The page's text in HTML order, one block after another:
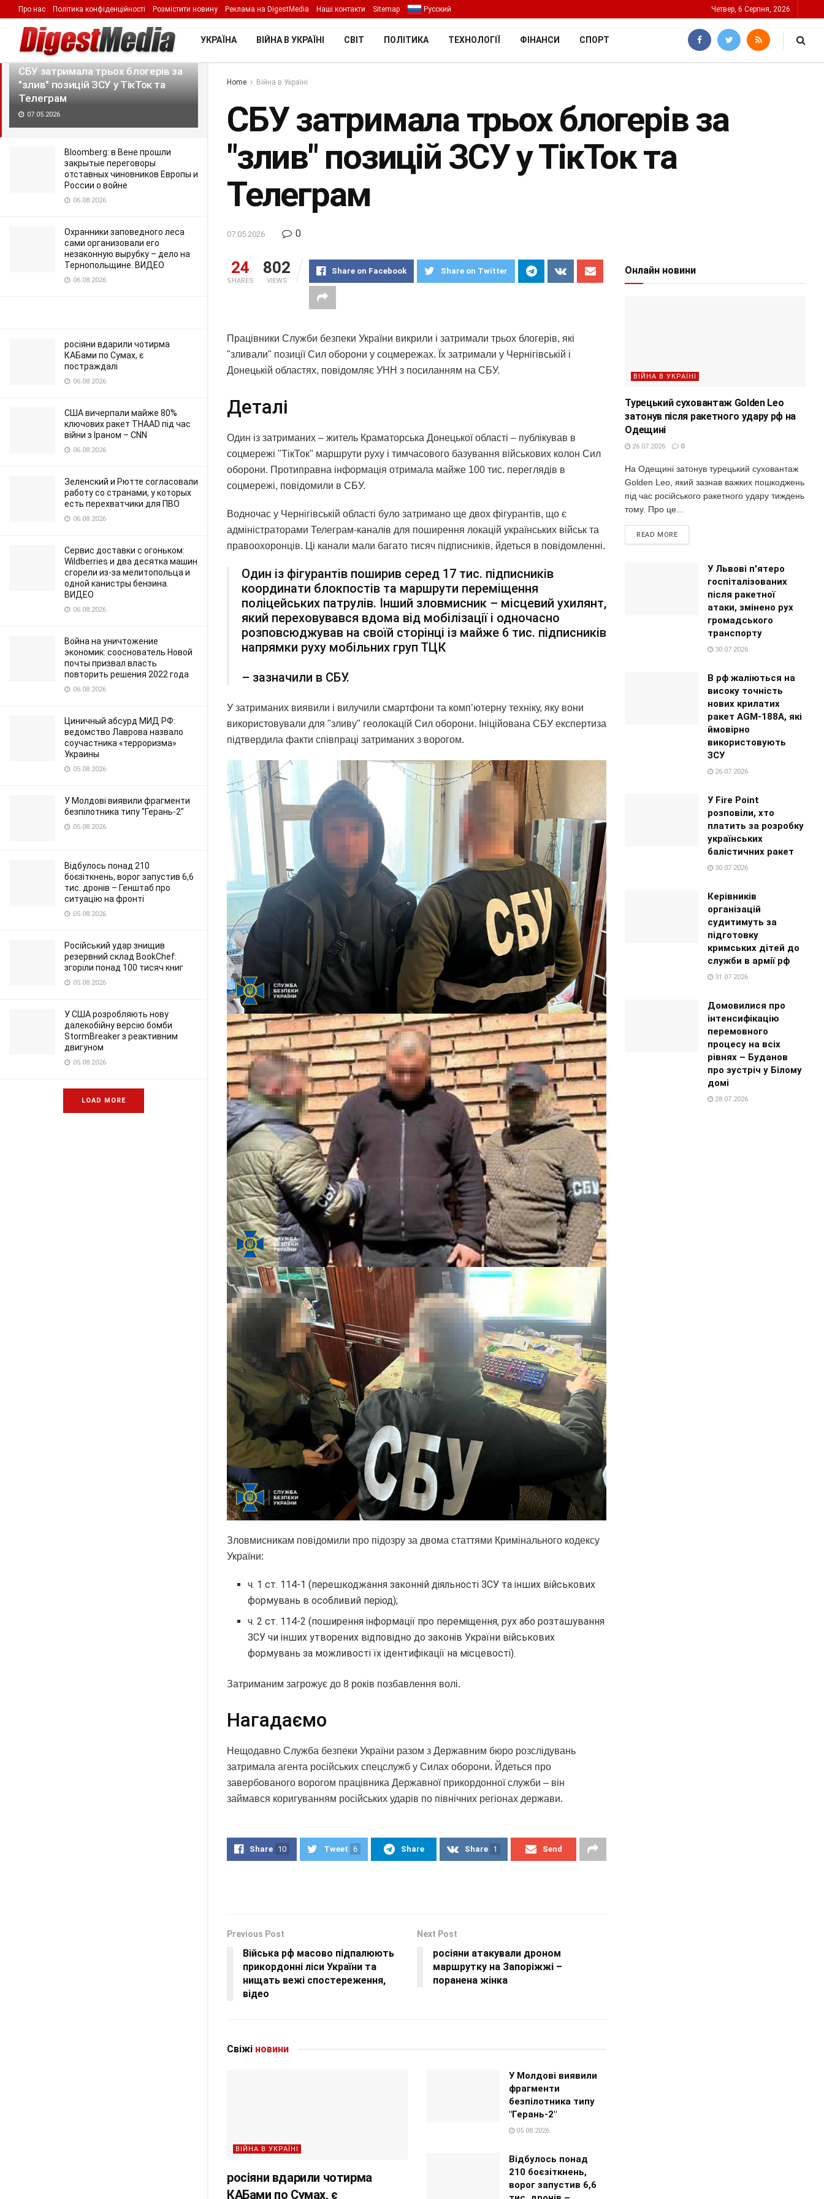
LATEST TRENDING Filter
СБУ затримала трьох блогерів за
"злив" позицій ЗСУ у ТікТок та
Телеграм
07.05.2026
Bloomberg: в Вене прошли
закрытые переговоры
отставных чиновников Европы и
России о войне
06.08.2026
Охранники заповедного леса
сами организовали его
незаконную вырубку – дело на
Тернопольщине. ВИДЕО
06.08.2026
росіяни вдарили чотирма
КАБами по Сумах, є
постраждалі
06.08.2026
США вичерпали майже 80%
ключових ракет THAAD під час
війни з Іраном – CNN
06.08.2026
Зеленский и Рютте согласовали
работу со странами, у которых
есть перехватчики для ПВО
06.08.2026
Сервис доставки с огоньком:
Wildberries и два десятка машин
сгорели из-за мелитопольца и
одной канистры бензина.
ВИДЕО
06.08.2026
Война на уничтожение
экономик: сооснователь Новой
почты призвал власть
повторить решения 2022 года
06.08.2026
Циничный абсурд МИД РФ:
ведомство Лаврова назвало
соучастника «терроризма»
Украины
05.08.2026
У Молдові виявили фрагменти
безпілотника типу "Герань-2"
05.08.2026
Відбулось понад 210
боєзіткнень, ворог запустив 6,6
тис. дронів – Генштаб про
ситуацію на фронті
05.08.2026
Російський удар знищив
резервний склад BookChef:
згоріли понад 100 тисяч книг
05.08.2026
У США розробляють нову
далекобійну версію бомби
StormBreaker з реактивним
двигуном
05.08.2026
LOAD MORE
Про нас Політика конфіденційності Розмістити новину Реклама на DigestMedia Наші контакти Sitemap Русский Четвер, 6 Серпня, 2026
УКРАЇНА ВІЙНА В УКРАЇНІ СВІТ ПОЛІТИКА ТЕХНОЛОГІЇ ФІНАНСИ СПОРТ
Home Війна в Україні
СБУ затримала трьох блогерів за
"злив" позицій ЗСУ у ТікТок та
Телеграм
07.05.2026 0
24
SHARES
802
VIEWS
Share on Facebook Share on Twitter
Працівники Служби безпеки України викрили і затримали трьох блогерів, які
"зливали" позиції Сил оборони у соцмережах. Їх затримали у Чернігівській і
Донецькій областях, повідомляє УНН з посиланням на СБУ.
Деталі
Один із затриманих – житель Краматорська Донецької області – публікував в
соцмережі "ТікТок" маршрути руху і тимчасового базування військових колон Сил
оборони. Протиправна інформація отримала майже 100 тис. переглядів в
соцмережі, повідомили в СБУ.
Водночас у Чернігівській області було затримано ще двох фігурантів, що є
адміністраторами Телеграм-каналів для поширення локацій українських військ та
правоохоронців. Ці канали мали багато тисяч підписників, йдеться в повідомленні.
Один із фігурантів поширив серед 17 тис. підписників
координати блокпостів та маршрути переміщення
поліцейських патрулів. Інший зловмисник – місцевий ухилянт,
який переховувався вдома від мобілізації і одночасно
розповсюджував на своїй сторінці із майже 6 тис. підписників
напрямки руху мобільних груп ТЦК
– зазначили в СБУ.
У затриманих виявили і вилучили смартфони та комп’ютерну техніку, яку вони
використовували для "зливу" геолокацій Сил оборони. Ініційована СБУ експертиза
підтвердила факти співпраці затриманих з ворогом.
Зловмисникам повідомили про підозру за двома статтями Кримінального кодексу
України:
ч. 1 ст. 114-1 (перешкоджання законній діяльності ЗСУ та інших військових
формувань в особливий період);
ч. 2 ст. 114-2 (поширення інформації про переміщення, рух або розташування
ЗСУ чи інших утворених відповідно до законів України військових
формувань за можливості їх ідентифікації на місцевості).
Затриманим загрожує до 8 років позбавлення волі.
Нагадаємо
Нещодавно Служба безпеки України разом з Державним бюро розслідувань
затримала агента російських спецслужб у Силах оборони. Йдеться про
завербованого ворогом працівника Державної прикордонної служби – він
займався коригуванням російських ударів по північних регіонах держави.
Share 10 Tweet 6 Share Share 1 Send
Previous Post
Війська рф масово підпалюють
прикордонні ліси України та
нищать вежі спостереження,
відео
Next Post
росіяни атакували дроном
маршрутку на Запоріжжі –
поранена жінка
Свіжі новини
ВІЙНА В УКРАЇНІ
росіяни вдарили чотирма
КАБами по Сумах, є
У Молдові виявили
фрагменти
безпілотника типу
"Герань-2"
05.08.2026
Відбулось понад
210 боєзіткнень,
ворог запустив 6,6
Онлайн новини
ВІЙНА В УКРАЇНІ
Турецький суховантаж Golden Leo
затонув після ракетного удару рф на
Одещині
26.07.2026 0
На Одещині затонув турецький суховантаж
Golden Leo, який зазнав важких пошкоджень
під час російського ракетного удару тиждень
тому. Про це...
READ MORE
У Львові п'ятеро
госпіталізованих
після ракетної
атаки, змінено рух
громадського
транспорту
30.07.2026
В рф жаліються на
високу точність
нових крилатих
ракет AGM-188A, які
ймовірно
використовують
ЗСУ
26.07.2026
У Fire Point
розповіли, хто
платить за розробку
українських
балістичних ракет
30.07.2026
Керівників
організацій
судитимуть за
підготовку
кримських дітей до
служби в армії рф
31.07.2026
Домовилися про
інтенсифікацію
перемовного
процесу на всіх
рівнях – Буданов
про зустріч у Білому
домі
28.07.2026